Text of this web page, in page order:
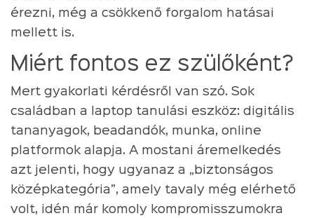
érezni, még a csökkenő forgalom hatásai
mellett is.
Miért fontos ez szülőként?
Mert gyakorlati kérdésről van szó. Sok
családban a laptop tanulási eszköz: digitális
tananyagok, beadandók, munka, online
platformok alapja. A mostani áremelkedés
azt jelenti, hogy ugyanaz a „biztonságos
középkategória”, amely tavaly még elérhető
volt, idén már komoly kompromisszumokra